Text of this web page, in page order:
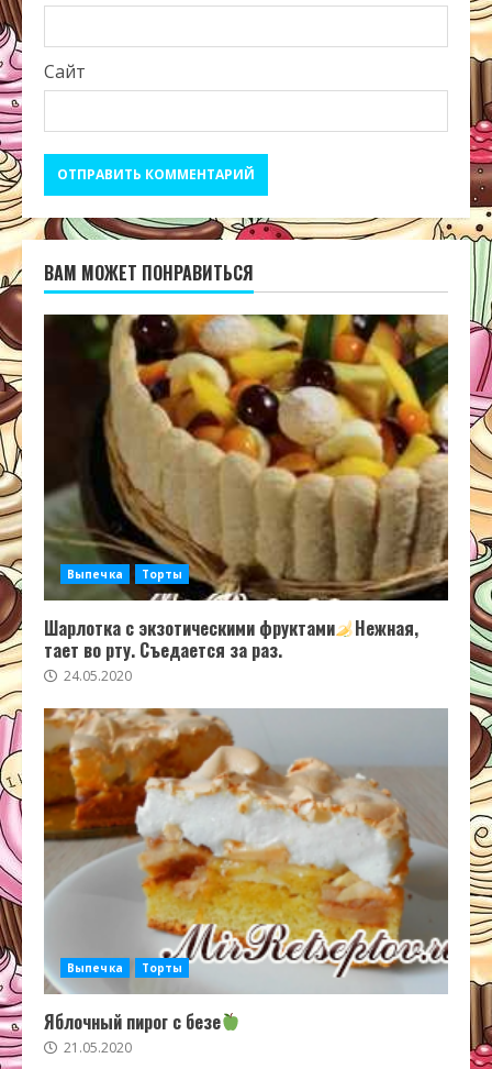
Сайт
ВАМ МОЖЕТ ПОНРАВИТЬСЯ
Выпечка Торты
Шарлотка с экзотическими фруктами
Нежная,
тает во рту. Съедается за раз.
24.05.2020
Выпечка Торты
Яблочный пирог с безе
21.05.2020